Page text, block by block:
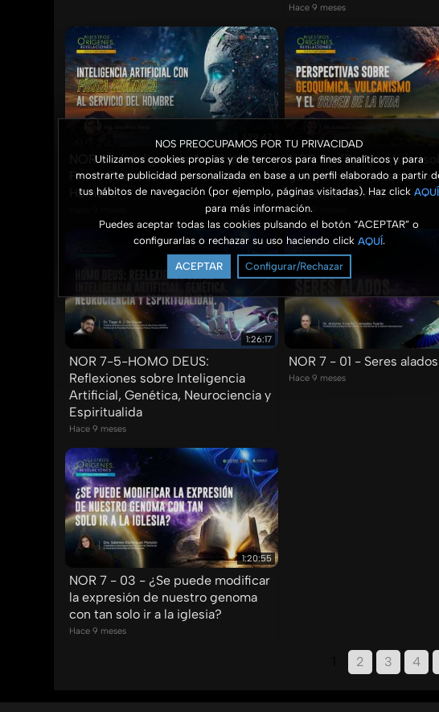
NOS PREOCUPAMOS POR TU PRIVACIDAD
Utilizamos cookies propias y de terceros para fines analíticos y para
mostrarte publicidad personalizada en base a un perfil elaborado a partir
tus hábitos de navegación (por ejemplo, páginas visitadas). Haz click AQUÍ
para más información.
Puedes aceptar todas las cookies pulsando el botón “ACEPTAR” o
configurarlas o rechazar su uso haciendo click AQUÍ.
ACEPTAR Configurar/Rechazar
Hace 9 meses
1:29:47
NOR 6 - Inteligencia Artificial con
Física Cuántica al servicio del
Hombre
NOR 6 - "Perspectivas
geoquímica, vulcanismo y
origen de la vida."
Hace 9 meses
1:26:17
NOR 7-5-HOMO DEUS:
Reflexiones sobre Inteligencia
Artificial, Genética, Neurociencia y
Espiritualida
Hace 9 meses
NOR 7 - 01 - Seres alados
Hace 9 meses
1:20:55
NOR 7 - 03 - ¿Se puede modificar
la expresión de nuestro genoma
con tan solo ir a la iglesia?
Hace 9 meses
2 3 4